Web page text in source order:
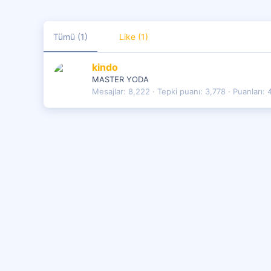
Tümü (1) Like (1)
kindo
MASTER YODA
Mesajlar 8,222 Tepki puanı 3,778 Puanları